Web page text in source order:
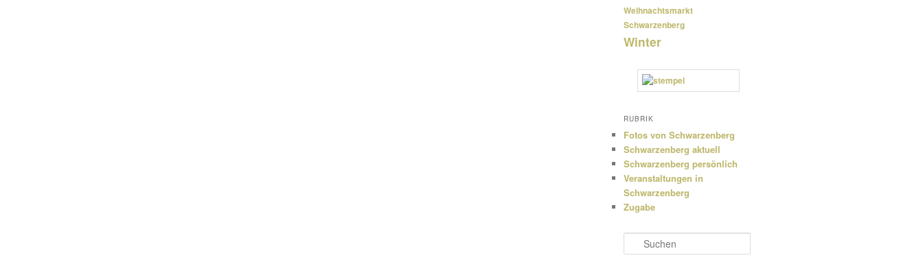
Weihnachtsmarkt
Schwarzenberg
Winter
RUBRIK
Fotos von Schwarzenberg
Schwarzenberg aktuell
Schwarzenberg persönlich
Veranstaltungen in
Schwarzenberg
Zugabe
u